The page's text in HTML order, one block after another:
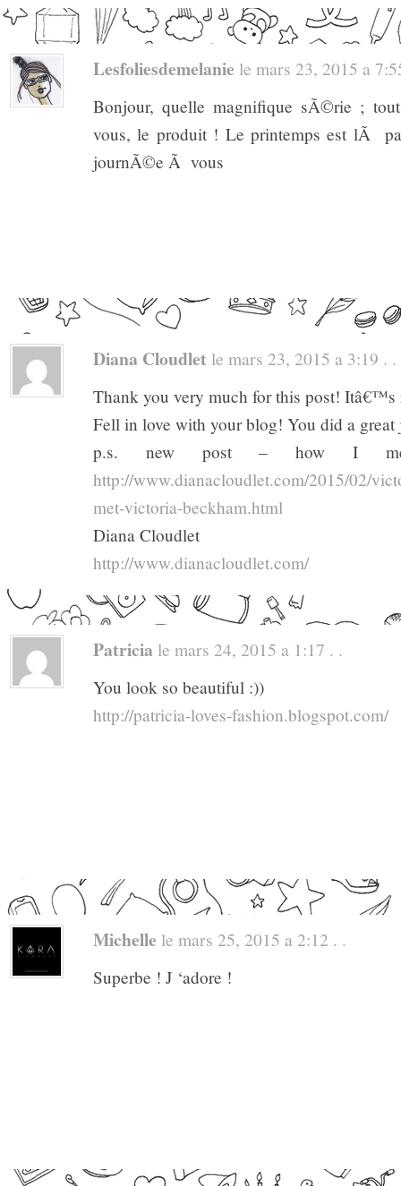
Lesfoliesdemelanie le mars 23, 2015 a
Bonjour, quelle magnifique sÃ©rie ;
vous, le produit ! Le printemps est lÃ
journÃ©e Ã vous
Diana Cloudlet le mars 23, 2015 a 3:19 . .
Thank you very much for this post! Itâ€™s
Fell in love with your blog! You did a great
p.s. new post – how I met
http://www.dianacloudlet.com/2015/02/
met-victoria-beckham.html
Diana Cloudlet
http://www.dianacloudlet.com/
Patricia le mars 24, 2015 a 1:17 . .
You look so beautiful :))
http://patricia-loves-fashion.blogspot.com/
Michelle le mars 25, 2015 a 2:12 . .
Superbe ! J ‘adore !